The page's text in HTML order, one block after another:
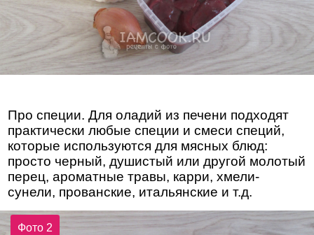
Про специи. Для оладий из печени подходят
практически любые специи и смеси специй,
которые используются для мясных блюд:
просто черный, душистый или другой молотый
перец, ароматные травы, карри, хмели-
сунели, прованские, итальянские и т.д.
Фото 2